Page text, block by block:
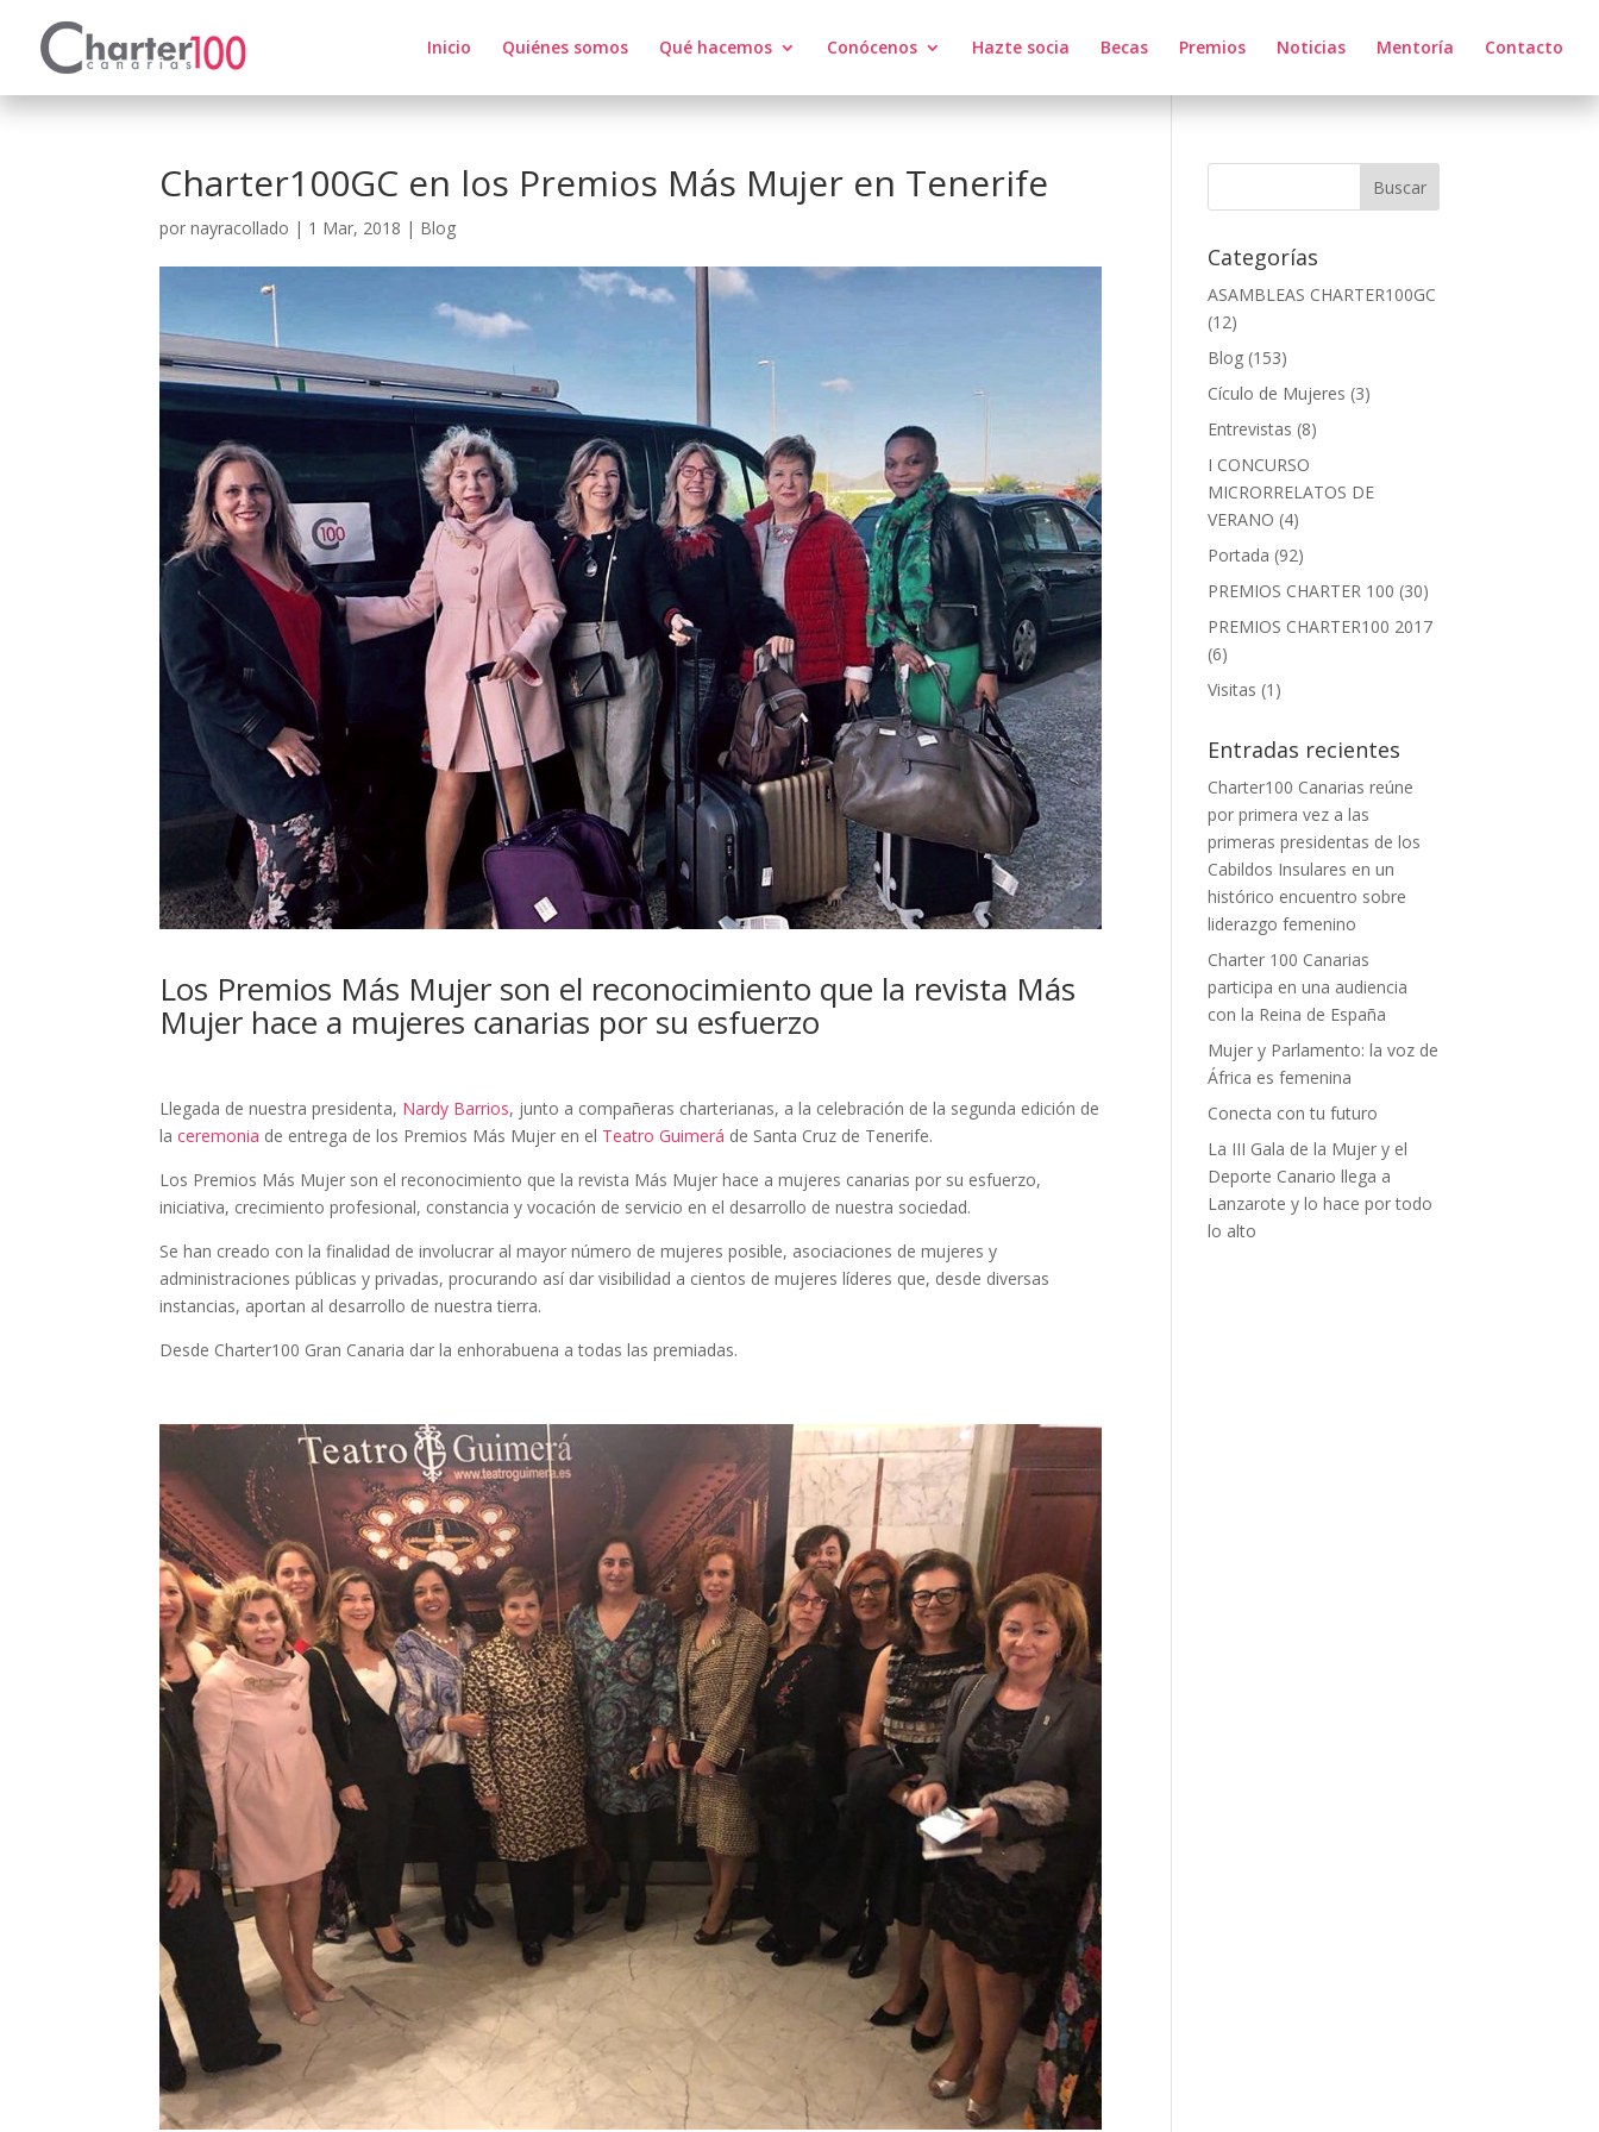
Inicio Quiénes somos Qué hacemos Conócenos Hazte socia Becas Premios Noticias Mentoría Contacto
Charter100GC en los Premios Más Mujer en Tenerife
pornayracollado | 1 Mar, 2018 | Blog
Los Premios Más Mujer son el reconocimiento que la revista Más
Mujer hace a mujeres canarias por su esfuerzo
Llegada de nuestra presidenta, Nardy Barrios, junto a compañeras charterianas, a la celebración de la segunda edición de
laceremonia de entrega de los Premios Más Mujer en el Teatro Guimerá de Santa Cruz de Tenerife.
Los Premios Más Mujer son el reconocimiento que la revista Más Mujer hace a mujeres canarias por su esfuerzo,
iniciativa, crecimiento profesional, constancia y vocación de servicio en el desarrollo de nuestra sociedad.
Se han creado con la finalidad de involucrar al mayor número de mujeres posible, asociaciones de mujeres y
administraciones públicas y privadas, procurando así dar visibilidad a cientos de mujeres líderes que, desde diversas
instancias, aportan al desarrollo de nuestra tierra.
Desde Charter100 Gran Canaria dar la enhorabuena a todas las premiadas.
Categorías
ASAMBLEAS CHARTER100GC
(12)
Blog (153)
Cículo de Mujeres (3)
Entrevistas (8)
I CONCURSO
MICRORRELATOS DE
VERANO (4)
Portada (92)
PREMIOS CHARTER 100 (30)
PREMIOS CHARTER100 2017
(6)
Visitas (1)
Entradas recientes
Charter100 Canarias reúne
por primera vez a las
primeras presidentas de los
Cabildos Insulares en un
histórico encuentro sobre
liderazgo femenino
Charter 100 Canarias
participa en una audiencia
con la Reina de España
Mujer y Parlamento: la voz de
África es femenina
Conecta con tu futuro
La III Gala de la Mujer y el
Deporte Canario llega a
Lanzarote y lo hace por todo
lo alto